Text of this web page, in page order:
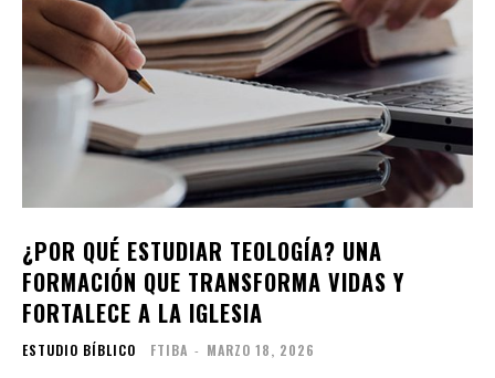
¿POR QUÉ ESTUDIAR TEOLOGÍA? UNA
FORMACIÓN QUE TRANSFORMA VIDAS Y
FORTALECE A LA IGLESIA
ESTUDIO BÍBLICO FTIBA - MARZO 18, 2026